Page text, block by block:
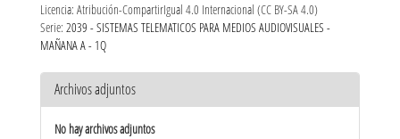
Licencia: Atribución-CompartirIgual 4.0 Internacional (CC BY-SA 4.0)
Serie: 2039 - SISTEMAS TELEMATICOS PARA MEDIOS AUDIOVISUALES -
MAÑANA A - 1Q
Archivos adjuntos
No hay archivos adjuntos